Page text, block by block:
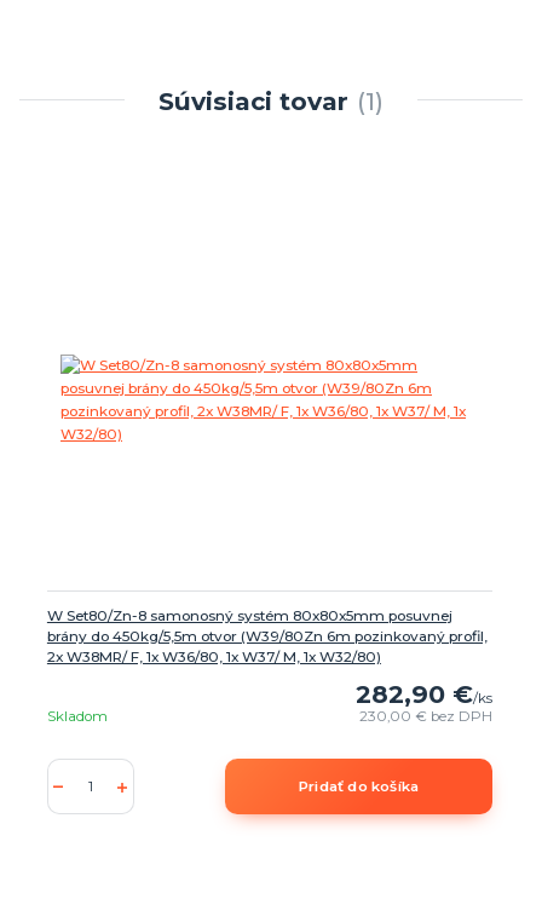
Súvisiaci tovar 1
W Set80/Zn-8 samonosný systém 80x80x5mm posuvnej
brány do 450kg/5,5m otvor (W39/80Zn 6m pozinkovaný profil,
2x W38MR/ F, 1x W36/80, 1x W37/ M, 1x W32/80)
282,90 €/ks
230,00 € bez DPH
Skladom
Pridať do košíka